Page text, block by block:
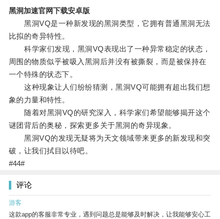
黑洞加速官网下载安卓版
黑洞VQ是一种新发现的黑洞类型，它拥有普通黑洞无法
比拟的奇异特性。
科学家们发现，黑洞VQ表现出了一种异常稳定的状态，
周围的物质似乎被吸入黑洞后并没有被撕裂，而是被保持在
一个特殊的状态下。
这种现象让人们纷纷猜测，黑洞VQ可能拥有超出我们想
象的力量和特性。
随着对黑洞VQ的研究深入，科学家们希望能够揭开这个
谜团背后的奥秘，探索更多关于黑洞的奇异现象。
黑洞VQ的发现无疑将为天文领域带来更多的新发现和突
破，让我们拭目以待吧。
#44#
评论
游客
这款app的客服非常专业，遇到问题总是能够及时解决，让我能够安心工